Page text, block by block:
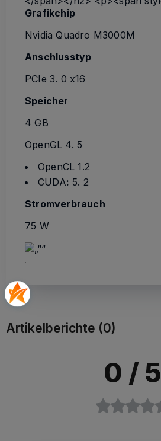
Grafikchip
Nvidia Quadro M3000M
Anschlusstyp
PCIe 3. 0 x16
Speicher
4 GB
OpenGL 4. 5
OpenCL 1.2
CUDA: 5. 2
Stromverbrauch
75 W
.
Artikelberichte (0)
0 / 5